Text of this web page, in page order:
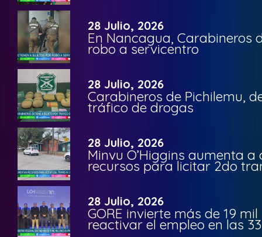
28 Julio, 2026
En Nancagua, Carabineros
robo a servicentro
28 Julio, 2026
Carabineros de Pichilemu,
tráfico de drogas
28 Julio, 2026
Minvu O’Higgins aumenta a
recursos para licitar 2do
28 Julio, 2026
GORE invierte más de 19
reactivar el empleo en las